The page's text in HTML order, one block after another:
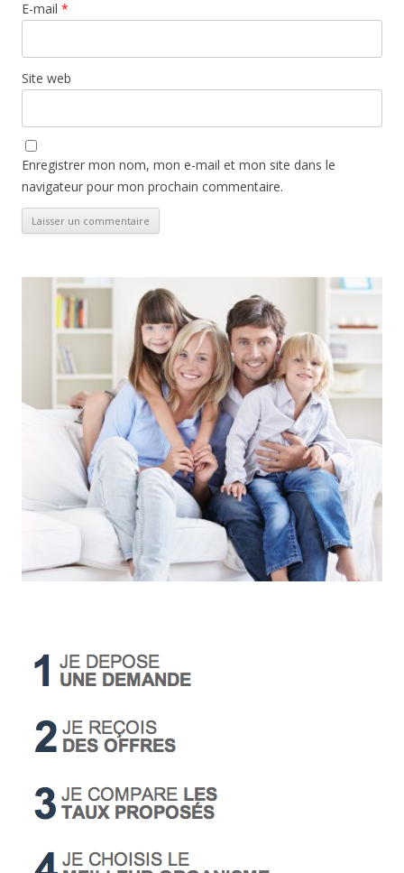
E-mail *
Site web
Enregistrer mon nom, mon e-mail et mon site dans le
navigateur pour mon prochain commentaire.